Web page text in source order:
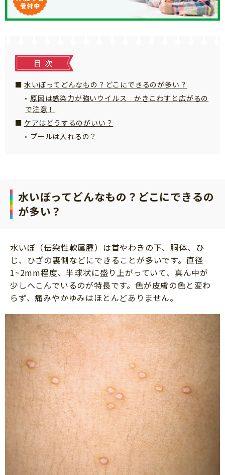
「こそだてまっぷ」とは
個⼈情報について
お問い合わせ
目次
水いぼってどんなもの？どこにできるのが多い？
原因は感染力が強いウイルス かきこわすと広がるの
で注意！
ケアはどうするのがいい？
プールは入れるの？
水いぼってどんなもの？どこにできるの
が多い？
水いぼ（伝染性軟属腫）は首やわきの下、胴体、ひ
じ、ひざの裏側などにできることが多いです。直径
1~2mm程度、半球状に盛り上がっていて、真ん中が
少しへこんでいるのが特長です。色が皮膚の色と変わ
らず、痛みやかゆみはほとんどありません。